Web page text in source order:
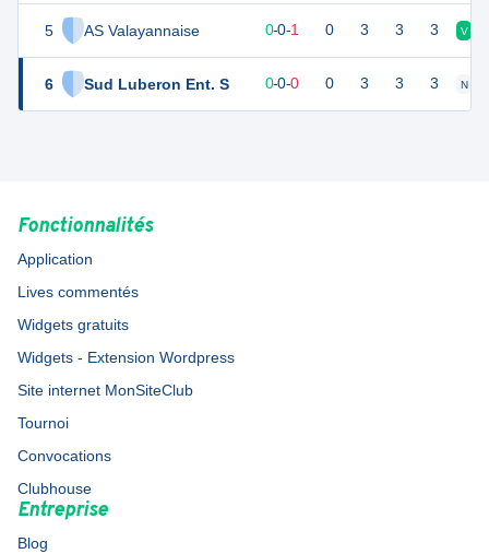
5 AS Valayannaise
6 Sud Luberon Ent. S
0 0-0-1 0 3 3 3 V
-1 0-0-0 0 3 3 3 N
Fonctionnalités
Application
Lives commentés
Widgets gratuits
Widgets - Extension Wordpress
Site internet MonSiteClub
Tournoi
Convocations
Clubhouse
Entreprise
Blog